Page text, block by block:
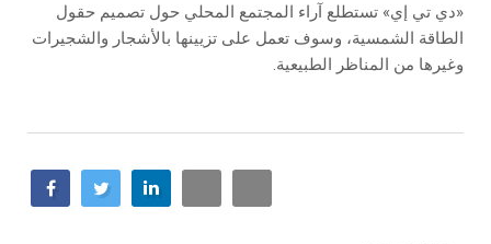
«دي تي إي» تستطلع آراء المجتمع المحلي حول تصميم حقول
الطاقة الشمسية، وسوف تعمل على تزيينها بالأشجار والشجيرات
وغيرها من المناظر الطبيعية.